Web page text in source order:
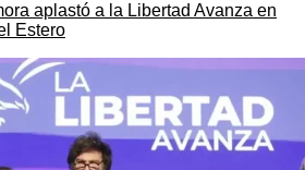
aplastó a la Libertad Avanza en
Estero